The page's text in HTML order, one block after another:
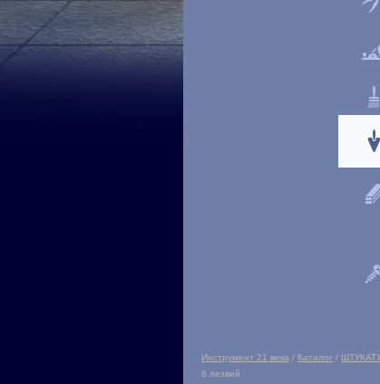
Инструмент 21 века / Каталог /
6 лезвий